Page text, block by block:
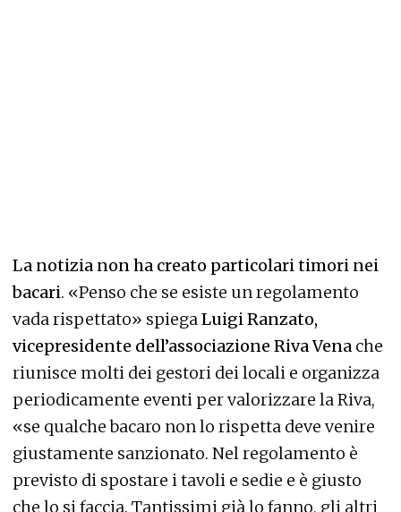
La notizia non ha creato particolari timori nei
bacari. «Penso che se esiste un regolamento
vada rispettato» spiegaLuigi Ranzato,
vicepresidente dell’associazione Riva Vena che
riunisce molti dei gestori dei locali e organizza
periodicamente eventi per valorizzare la Riva,
«se qualche bacaro non lo rispetta deve venire
giustamente sanzionato. Nel regolamento è
previsto di spostare i tavoli e sedie e è giusto
che lo si faccia. Tantissimi già lo fanno, gli altri